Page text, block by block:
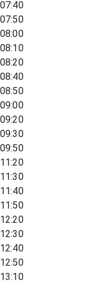
07:40
07:50
08:00
08:10
08:20
08:40
08:50
09:00
09:20
09:30
09:50
11:20
11:30
11:40
11:50
12:20
12:30
12:40
12:50
13:10